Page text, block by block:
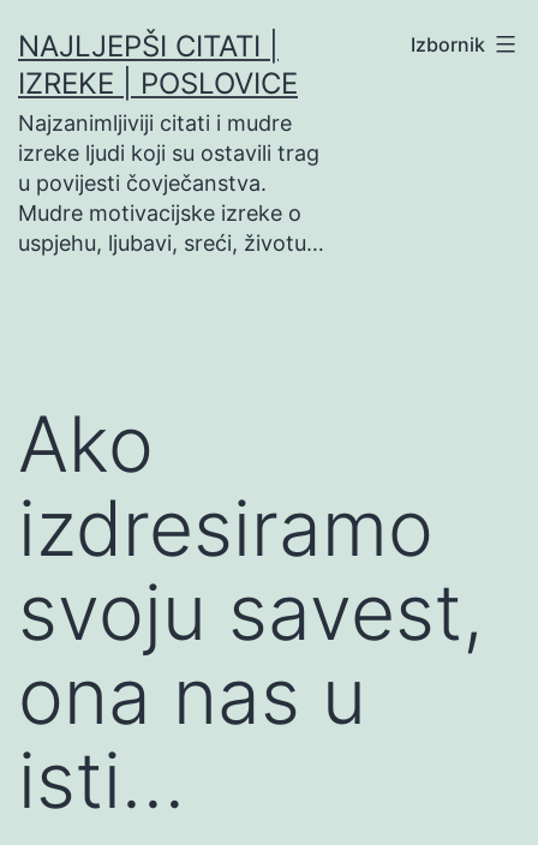
na
sadržaj
NAJLJEPŠI CITATI |
IZREKE | POSLOVICE
Najzanimljiviji citati i mudre
izreke ljudi koji su ostavili trag
u povijesti čovječanstva.
Mudre motivacijske izreke o
uspjehu, ljubavi, sreći, životu…
Izbornik
Ako
izdresiramo
svoju savest,
ona nas u
isti…